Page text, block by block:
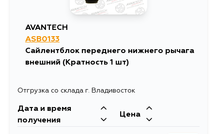
AVANTECH
ASB0133
Сайлентблок переднего нижнего рычага
внешний (Кратность 1 шт)
Отгрузка со склада г. Владивосток
Дата и время
получения
Цена